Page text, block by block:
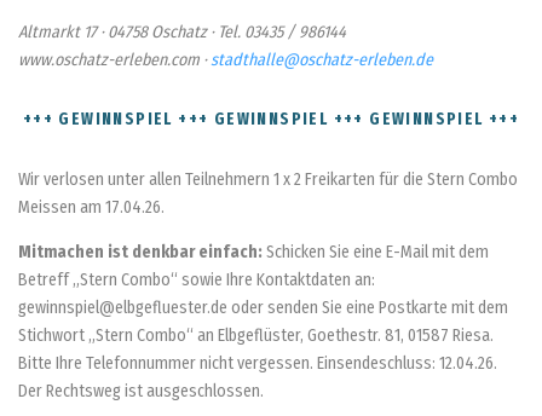
Altmarkt 17 · 04758 Oschatz · Tel. 03435 / 986144
www.oschatz-erleben.com ·stadthalle@oschatz-erleben.de
+++ GEWINNSPIEL +++ GEWINNSPIEL +++ GEWINNSPIEL +++
Wir verlosen unter allen Teilnehmern 1 x 2 Freikarten für die Stern Combo
Meissen am 17.04.26.
Mitmachen ist denkbar einfach: Schicken Sie eine E-Mail mit dem
Betreff „Stern Combo“ sowie Ihre Kontaktdaten an:
gewinnspiel@elbgefluester.de oder senden Sie eine Postkarte mit dem
Stichwort „Stern Combo“ an Elbgeflüster, Goethestr. 81, 01587 Riesa.
Bitte Ihre Telefonnummer nicht vergessen. Einsendeschluss: 12.04.26.
Der Rechtsweg ist ausgeschlossen.